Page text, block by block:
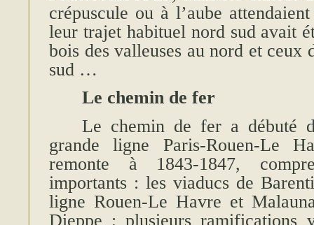
crépuscule ou à l’aube
leur trajet habituel nord sud avait
bois des valleuses au nord et ceux
sud …
Le chemin de fer
Le chemin de fer a débuté
grande ligne Paris-Rouen-Le
remonte à 1843-1847,
importants : les viaducs de
ligne Rouen-Le Havre et
Dieppe ; plusieurs ramifications